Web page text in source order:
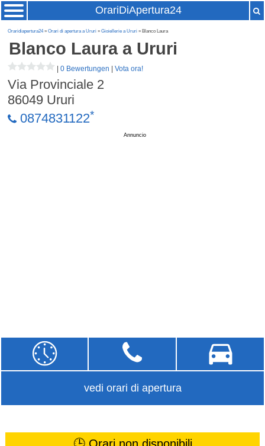
OrariDiApertura24
Oraridiapertura24»Orari di apertura a Ururi »Gioiellerie a Ururi » Blanco Laura
Blanco Lauraa Ururi
|0 Bewertungen |Vota ora!
Via Provinciale 2
86049 Ururi
0874831122*
Annuncio
vedi orari di apertura